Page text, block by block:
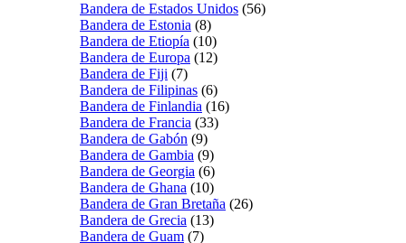
Bandera de Estados Unidos (56)
Bandera de Estonia (8)
Bandera de Etiopía (10)
Bandera de Europa (12)
Bandera de Fiji (7)
Bandera de Filipinas (6)
Bandera de Finlandia (16)
Bandera de Francia (33)
Bandera de Gabón (9)
Bandera de Gambia (9)
Bandera de Georgia (6)
Bandera de Ghana (10)
Bandera de Gran Bretaña (26)
Bandera de Grecia (13)
Bandera de Guam (7)